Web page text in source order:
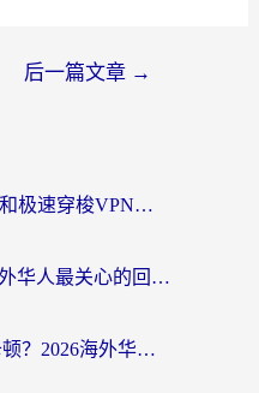
后一篇文章 →
海外党必看：ChickCN和极速穿梭VPN好用吗？3招教你选对回国加速器无缝刷国内资源
斧牛和light哪个好？海外华人最关心的回国加速器选择难题，一篇讲透
在国外怎么用虎牙不卡顿？2026海外华人亲测有效的回国加速器选择指南